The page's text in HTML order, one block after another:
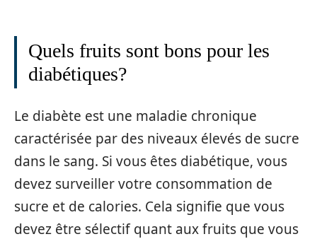
Quels fruits sont bons pour les
diabétiques?
Le diabète est une maladie chronique
caractérisée par des niveaux élevés de sucre
dans le sang. Si vous êtes diabétique, vous
devez surveiller votre consommation de
sucre et de calories. Cela signifie que vous
devez être sélectif quant aux fruits que vous